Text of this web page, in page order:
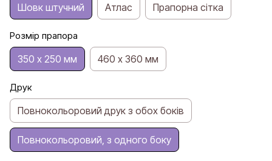
Шовк штучний Атлас Прапорна сітка
Розмір прапора
350 х 250 мм 460 х 360 мм
Друк
Повнокольоровий друк з обох боків
Повнокольоровий, з одного боку